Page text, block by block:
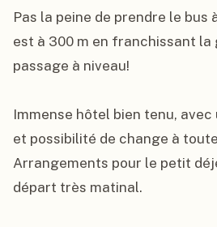
Pas la peine de prendre le bus
est à 300 m en franchissant la
passage à niveau!
Immense hôtel bien tenu,
et possibilité de change à
Arrangements pour le petit
départ très matinal.